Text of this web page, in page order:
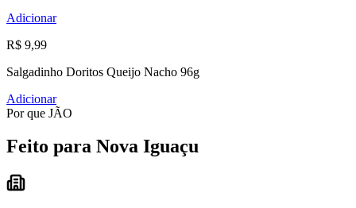
Adicionar
R$ 9,99
Salgadinho Doritos Queijo Nacho 96g
Adicionar
Por que JÃO
Feito para Nova Iguaçu